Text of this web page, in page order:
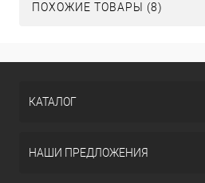
ПОХОЖИЕ ТОВАРЫ (8)
КАТАЛОГ
НАШИ ПРЕДЛОЖЕНИЯ